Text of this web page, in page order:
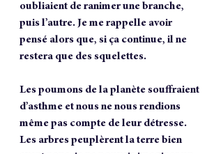
oubliaient de ranimer une branche,
puis l’autre. Je me rappelle avoir
pensé alors que, si ça continue, il ne
restera que des squelettes.
Les poumons de la planète souffraient
d’asthme et nous ne nous rendions
même pas compte de leur détresse.
Les arbres peuplèrent la terre bien